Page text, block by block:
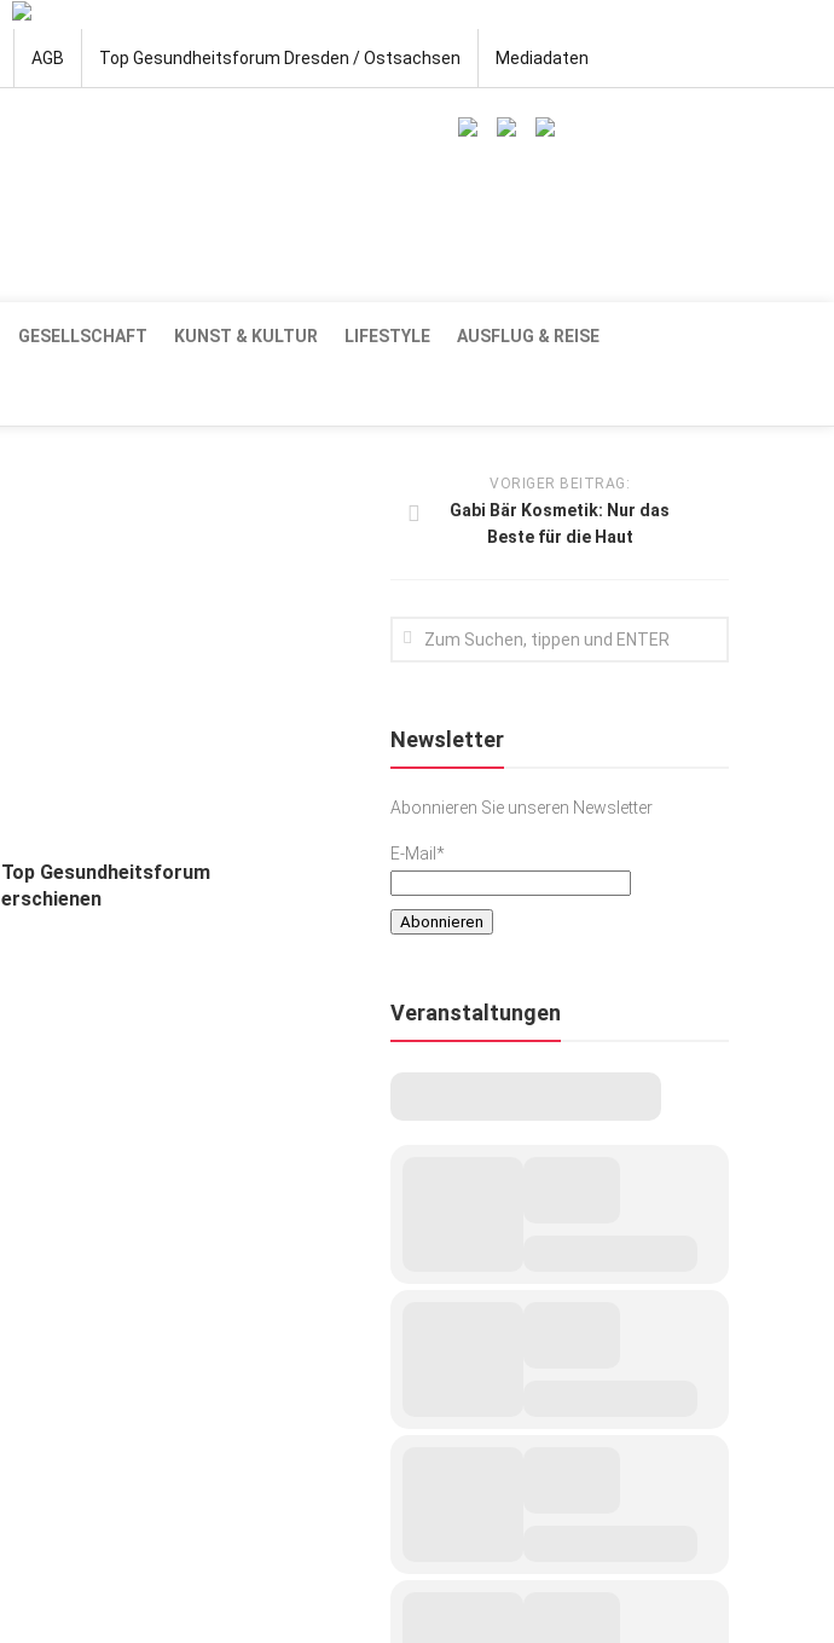
AGB Top Gesundheitsforum Dresden / Ostsachsen Mediadaten
GESELLSCHAFT KUNST & KULTUR LIFESTYLE AUSFLUG & REISE
Top Gesundheitsforum
erschienen
VORIGER BEITRAG:
Gabi Bär Kosmetik: Nur das
Beste für die Haut
Newsletter
Abonnieren Sie unseren Newsletter
E-Mail*
Veranstaltungen